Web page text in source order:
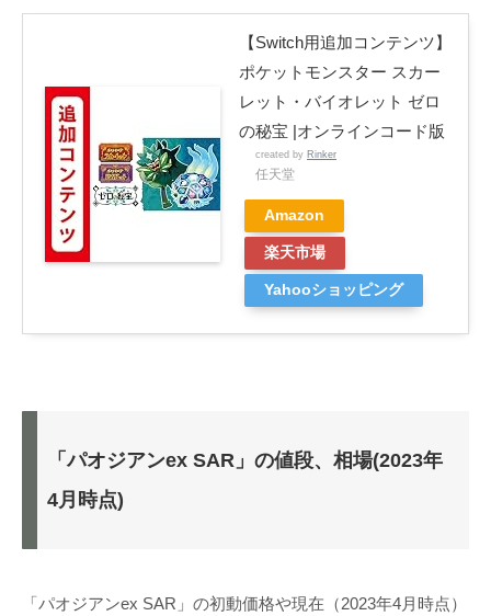
【Switch用追加コンテンツ】
ポケットモンスター スカー
レット・バイオレット ゼロ
の秘宝 |オンラインコード版
created by Rinker
任天堂
Amazon
楽天市場
Yahooショッピング
「パオジアンex SAR」の値段、相場(2023年
4月時点)
「パオジアンex SAR」の初動価格や現在（2023年4月時点）